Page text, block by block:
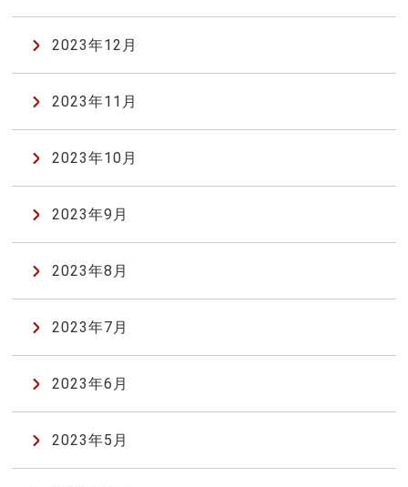
2023年12月
2023年11月
2023年10月
2023年9月
2023年8月
2023年7月
2023年6月
2023年5月